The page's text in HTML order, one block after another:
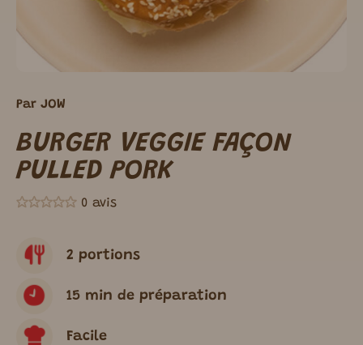
Par JOW
BURGER VEGGIE FAÇON
PULLED PORK
0 avis
2 portions
15 min de préparation
Facile